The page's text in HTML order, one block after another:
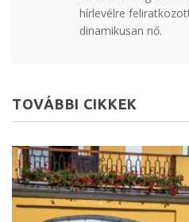
hírlevélre
dinamikusan nő.
TOVÁBBI CIKKEK